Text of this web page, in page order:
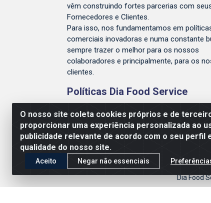
O nosso site coleta cookies próprios e de
proporcionar uma experiência personalizada ao
publicidade relevante de acordo com o seu perfil
qualidade do nosso site.
Aceito Negar não essenciais
vêm construindo fortes parcerias com
Fornecedores e Clientes.
Para isso, nos fundamentamos em
comerciais inovadoras e numa constante
sempre trazer o melhor para os nossos
colaboradores e principalmente, para os
clientes.
Políticas Dia Food Service
Entrega e Devolução
Conheça a Dia Food Service
Política de Privacidade
Dia Food